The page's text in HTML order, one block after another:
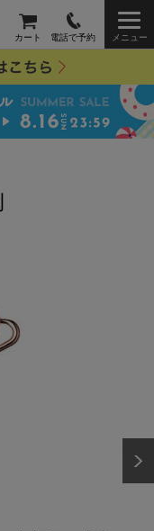
カート 電話で予約 メニュー